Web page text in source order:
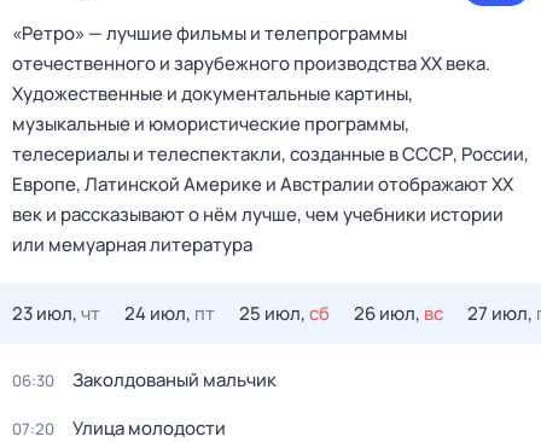
«Ретро» — лучшие фильмы и телепрограммы
отечественного и зарубежного производства XX века.
Художественные и документальные картины,
музыкальные и юмористические программы,
телесериалы и телеспектакли, созданные в СССР, России,
Европе, Латинской Америке и Австралии отображают XX
век и рассказывают о нём лучше, чем учебники истории
или мемуарная литература
23 июл,чт 24 июл, пт 25 июл,сб 26 июл, вс 27 июл,
06:30 Заколдованый мальчик
07:20 Улица молодости